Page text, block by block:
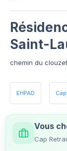
Saint-
chemin du
EHPAD
Vous
Cap